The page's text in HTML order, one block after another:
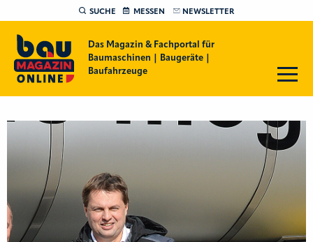
SUCHE MESSEN NEWSLETTER
Das Magazin & Fachportal für
Baumaschinen | Baugeräte |
Baufahrzeuge